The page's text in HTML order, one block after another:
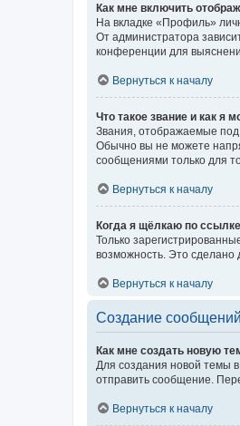
Как мне включить
На вкладке «Профиль»
От администратора
конференции для
Вернуться к началу
Что такое звание и как я
Звания, отображаемые
Обычно вы не можете
сообщениями только для
Вернуться к началу
Когда я щёлкаю по
Только
возможность. Это сделано
Вернуться к началу
Создание сообщений
Как мне создать новую
Для создания новой темы
отправить сообщение.
Вернуться к началу